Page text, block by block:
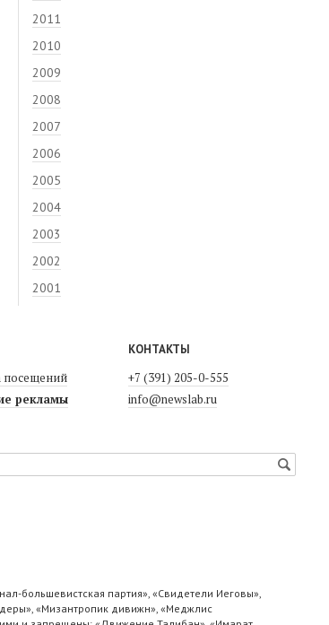
2011
2010
2009
2008
2007
2006
2005
2004
2003
2002
2001
посещений
рекламы
КОНТАКТЫ
+7 (391) 205-0-555
info@newslab.ru
большевистская партия», «Свидетели Иеговы»,
«Мизантропик дивижн», «Меджлис